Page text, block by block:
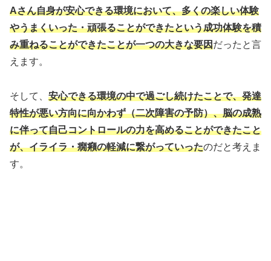
Aさん自身が安心できる環境において、多くの楽しい体験
やうまくいった・頑張ることができたという成功体験を積
み重ねることができたことが一つの大きな要因だったと言
えます。
そして、 安心できる環境の中で過ごし続けたことで、発達
特性が悪い方向に向かわず（二次障害の予防）、脳の成熟
に伴って自己コントロールの力を高めることができたこと
が、イライラ・癇癪の軽減に繋がっていったのだと考えま
す。